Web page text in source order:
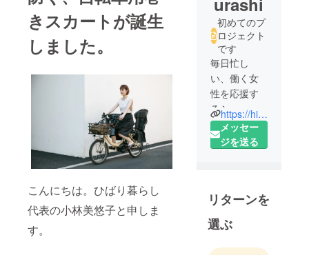
きスカートが誕生
しました。
こんにちは。ひばり暮らし
代表の小林美悠子と申しま
す。
初めてのプ
ロジェクト
です
毎日忙し
い、働く女
性を応援す
るショップ
です。
るように。
そして、ひ
ばりがハミ
https://hibarigurashi.com
メッセー
ジを送る
リターンを
選ぶ